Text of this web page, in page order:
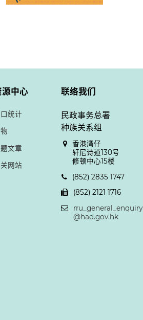
源中心
口统计
文章
网站
联络我们
民政事务总署
种族关系组
香港湾仔
轩尼诗道130号
修顿中心15楼
(852) 2835 1747
(852) 2121 1716
rru_general_enquiry
@had.gov.hk